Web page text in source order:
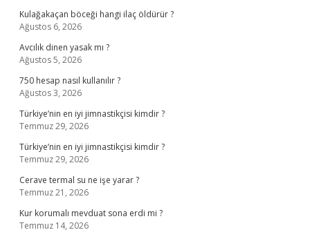
Kulağakaçan böceği hangi ilaç öldürür ?
Ağustos 6, 2026
Avcılık dinen yasak mı ?
Ağustos 5, 2026
750 hesap nasıl kullanılır ?
Ağustos 3, 2026
Türkiye’nin en iyi jimnastikçisi kimdir ?
Temmuz 29, 2026
Türkiye’nin en iyi jimnastikçisi kimdir ?
Temmuz 29, 2026
Cerave termal su ne işe yarar ?
Temmuz 21, 2026
Kur korumalı mevduat sona erdi mi ?
Temmuz 14, 2026